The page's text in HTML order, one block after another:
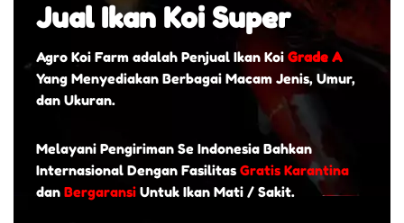
Jual Ikan Koi Super
Agro Koi Farm adalah Penjual Ikan Koi Grade A
Yang Menyediakan Berbagai Macam Jenis, Umur,
dan Ukuran.
Melayani Pengiriman Se Indonesia Bahkan
Internasional Dengan Fasilitas Gratis Karantina
dan Bergaransi Untuk Ikan Mati / Sakit.